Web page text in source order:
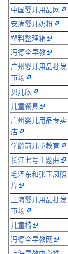
中国婴儿用品网
安满婴儿奶粉
塑料整理箱
冯德全早教
广州婴儿用品批发
市场
贝儿欣
儿童餐具
广州婴儿用品专卖
店
学龄前儿童教育
长江七号主题曲
毛泽东和张玉凤照
片
上海婴儿用品批发
市场
儿童椅
冯德全早教网